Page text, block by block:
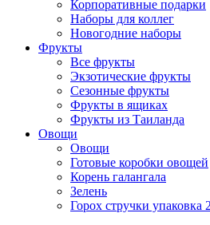
Корпоративные подарки
Наборы для коллег
Новогодние наборы
Фрукты
Все фрукты
Экзотические фрукты
Сезонные фрукты
Фрукты в ящиках
Фрукты из Таиланда
Овощи
Овощи
Готовые коробки овощей
Корень галангала
Зелень
Горох стручки упаковка